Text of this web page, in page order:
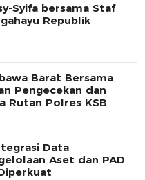
Syifa bersama Staf
Republik
Barat Bersama
Pengecekan dan
Rutan Polres KSB
Data
Aset dan PAD